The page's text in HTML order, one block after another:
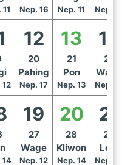
Nep. 16 Nep. 11 Nep.
12
12
20
Pahing
Nep. 17
13
21
Pon
Nep. 13
14
22
Wage
Nep.
14
19
27
Wage
Nep. 12
20
28
Kliwon
Nep. 14
21
29
Legi
Nep.